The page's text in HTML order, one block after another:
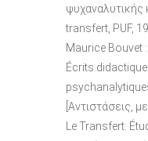
ψυχαναλυτικής
transfert, PUF,
Maurice Bouvet
Écrits
[Αντιστάσεις,
Le Transfert.